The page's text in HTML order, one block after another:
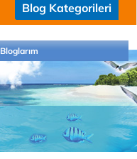
Blog Kategorileri
Bloglarım